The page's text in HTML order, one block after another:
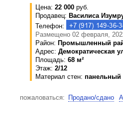
Цена: 22 000 руб.
Продавец: Василиса
Телефон:
Размещено 02 февраля,
Район: Промышленный
Адрес: Демократическая
Площадь: 68 м²
Этаж: 2/12
Материал стен: панельный
пожаловаться: Продано/сдано